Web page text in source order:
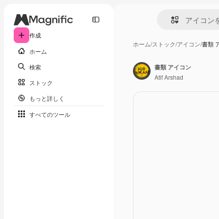
作成
ホーム
検索
ストック
もっと詳しく
すべてのツール
ホーム/ストック/アイコン/書類
書類 アイコン
Atif Arshad